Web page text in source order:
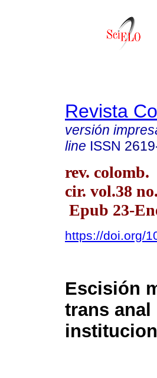
Revista
versión
line ISSN
rev. colomb.
cir. vol.38
Epub 23-
https://doi.org/
Escisión
trans anal